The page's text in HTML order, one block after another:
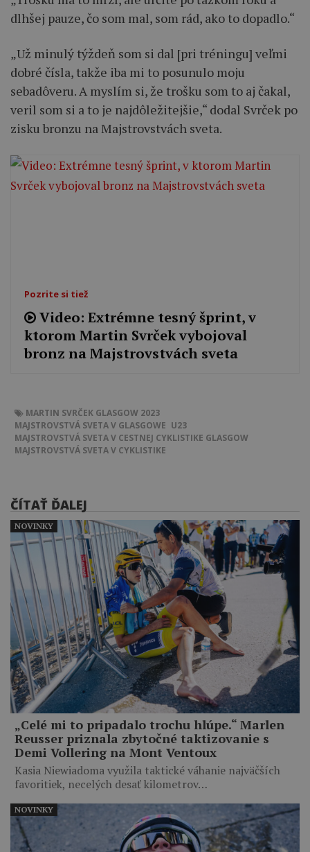
dlhšej pauze, čo som mal, som rád, ako to dopadlo.“
„Už minulý týždeň som si dal [pri tréningu] veľmi
dobré čísla, takže iba mi to posunulo moju
sebadôveru. A myslím si, že trošku som to aj čakal,
veril som si a to je najdôležitejšie,“ dodal Svrček po
zisku bronzu na Majstrovstvách sveta.
Pozrite si tiež
Video: Extrémne tesný šprint, v
ktorom Martin Svrček vybojoval
bronz na Majstrovstvách sveta
MARTIN SVRČEK GLASGOW 2023
MAJSTROVSTVÁ SVETA V GLASGOWE U23
MAJSTROVSTVÁ SVETA V CESTNEJ CYKLISTIKE GLASGOW
MAJSTROVSTVÁ SVETA V CYKLISTIKE
ČÍTAŤ ĎALEJ
„Celé mi to pripadalo trochu hlúpe.“ Marlen
Reusser priznala zbytočné taktizovanie s
Demi Vollering na Mont Ventoux
Kasia Niewiadoma využila taktické váhanie najväčších
favoritiek, necelých desať kilometrov…
NOVINKY
NOVINKY